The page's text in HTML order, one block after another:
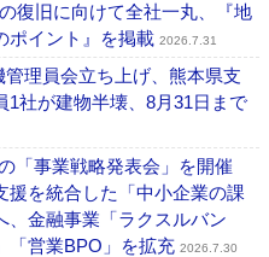
復旧に向けて全社一丸、『地
ポイント』を掲載 2026.7.31
理員会立ち上げ、熊本県支
社が建物半壊、8月31日まで
「事業戦略発表会」を開催
援を統合した「中小企業の課
、金融事業「ラクスルバン
「営業BPO」を拡充 2026.7.30